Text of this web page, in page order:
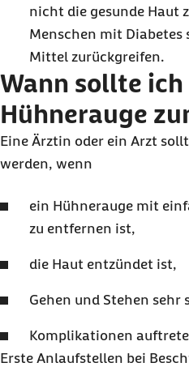
nicht die gesunde Haut
Menschen mit
Mittel zurückgreifen.
Wann sollte ich
Hühnerauge
Eine Ärztin oder ein Arzt
werden, wenn
ein Hühnerauge mit
zu entfernen ist,
die Haut entzündet ist,
Gehen und Stehen sehr
Komplikationen
Erste Anlaufstellen bei